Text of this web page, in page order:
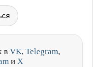
в VK, Telegram,
и X